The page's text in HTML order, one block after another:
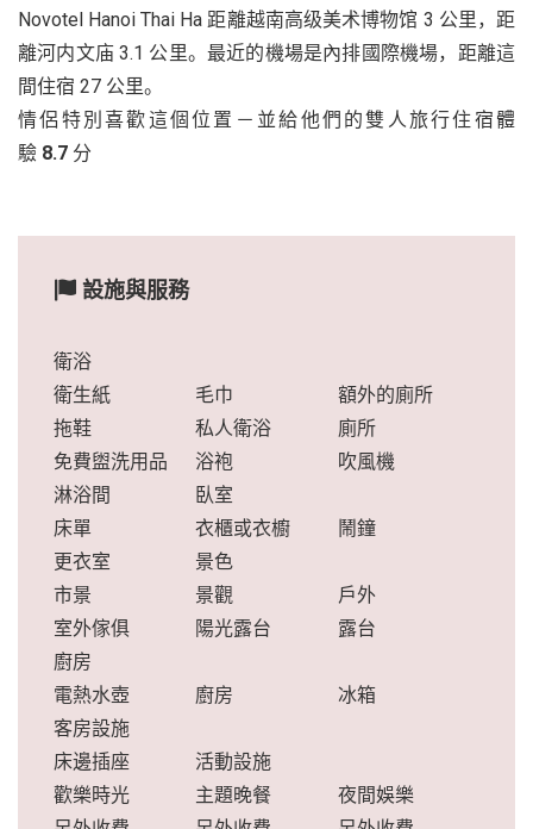
Novotel Hanoi Thai Ha 距離越南高级美术博物馆 3 公里，距
離河内文庙 3.1 公里。最近的機場是內排國際機場，距離這
間住宿 27 公里。
情侶特別喜歡這個位置－並給他們的雙人旅行住宿體
驗 8.7 分
設施與服務
衛浴
衛生紙
毛巾
額外的廁所
拖鞋
私人衛浴
廁所
免費盥洗用品
浴袍
吹風機
淋浴間
臥室
床單
衣櫃或衣櫥
鬧鐘
更衣室
景色
市景
景觀
戶外
室外傢俱
陽光露台
露台
廚房
電熱水壺
廚房
冰箱
客房設施
床邊插座
活動設施
歡樂時光
主題晚餐
夜間娛樂